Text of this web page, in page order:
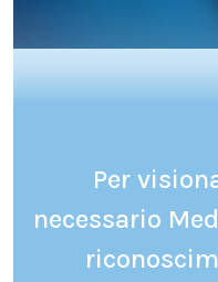
Per
necessario